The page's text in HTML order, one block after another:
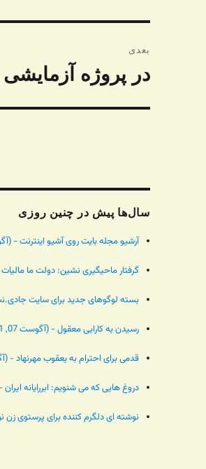
بعدی
نوشته
در پروژه
سال‌ها پیش در چنین روزی
آرشیو مجله بایت روی آشیو اینترنت - (آگوست
گرفتار ماحیگیری نشین: دولت ما مالیات
بسته لوگوهای جدید برای سایت جادی.نت -
رسیدن به کارایی معقول - (آگوست 07, 2011)
قدمی برای احترام به یعقوب مهرنهاد - (آگوست
دروغ هایی که می شنویم: ابررایانه ایران -
نوشته ای دلگرم کننده برای پرستوی زن